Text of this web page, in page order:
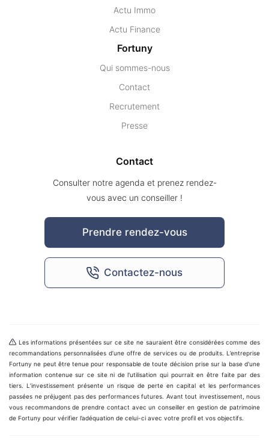
Actu Immo
Actu Finance
Fortuny
Qui sommes-nous
Contact
Recrutement
Presse
Contact
Consulter notre agenda et prenez rendez-
vous avec un conseiller !
Prendre rendez-vous
Contactez-nous
Les informations présentées sur ce site ne sauraient être considérées comme des
recommandations personnalisées d’une offre de services ou de produits. L’entreprise
Fortuny ne peut être tenue pour responsable de toute décision prise sur la base d'une
information contenue sur ce site ni de l'utilisation qui pourrait en être faite par des
tiers. L’investissement présente un risque de perte en capital et les performances
passées ne préjugent pas des performances futures. Avant tout investissement, nous
vous recommandons de prendre contact avec un conseiller en gestion de patrimoine
de Fortuny pour vérifier l’adéquation de celui-ci avec votre profil et vos objectifs.